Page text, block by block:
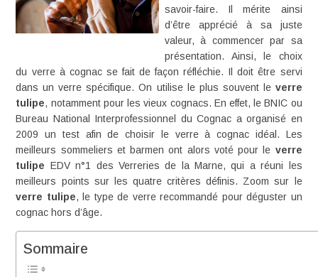
savoir-faire. Il mérite ainsi
d’être apprécié à sa juste
valeur, à commencer par sa
présentation. Ainsi, le choix
du verre à cognac se fait de façon réfléchie. Il doit être servi
dans un verre spécifique. On utilise le plus souvent le verre
tulipe, notamment pour les vieux cognacs. En effet, leBNIC ou
Bureau National Interprofessionnel du Cognac a organisé en
2009 un test afin de choisir le verre à cognac idéal. Les
meilleurs sommeliers et barmen ont alors voté pour le verre
tulipe EDV n°1 des Verreries de la Marne, qui a réuni les
meilleurs points sur les quatre critères définis. Zoom sur le
verre tulipe, le type de verre recommandé pour déguster un
cognac hors d’âge.
Sommaire